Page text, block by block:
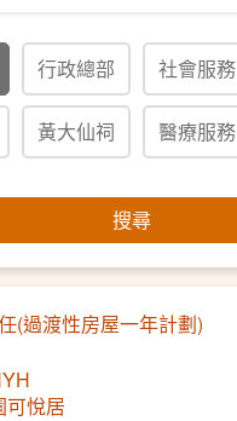
行政總部 社會服務
黃大仙祠 醫療服務
搜尋
(過渡性房屋一年計劃)
可悅居